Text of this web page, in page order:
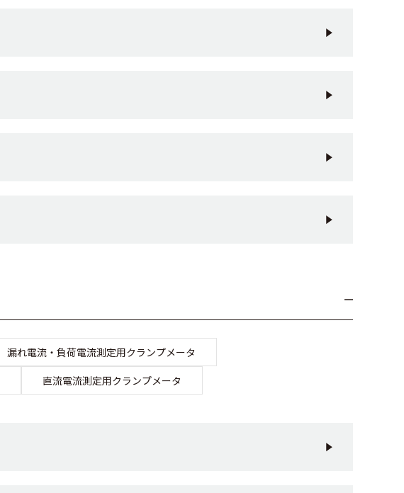
漏れ電流・負荷電流測定用クランプメータ
直流電流測定用クランプメータ